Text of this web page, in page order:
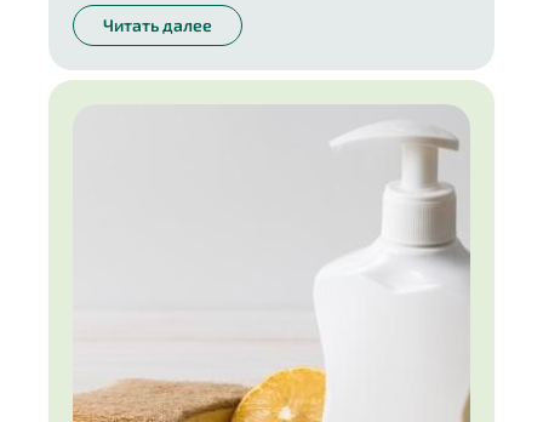
безопасное для здоровья и природы средство —
в колонке нашего эксперта.
Читать далее